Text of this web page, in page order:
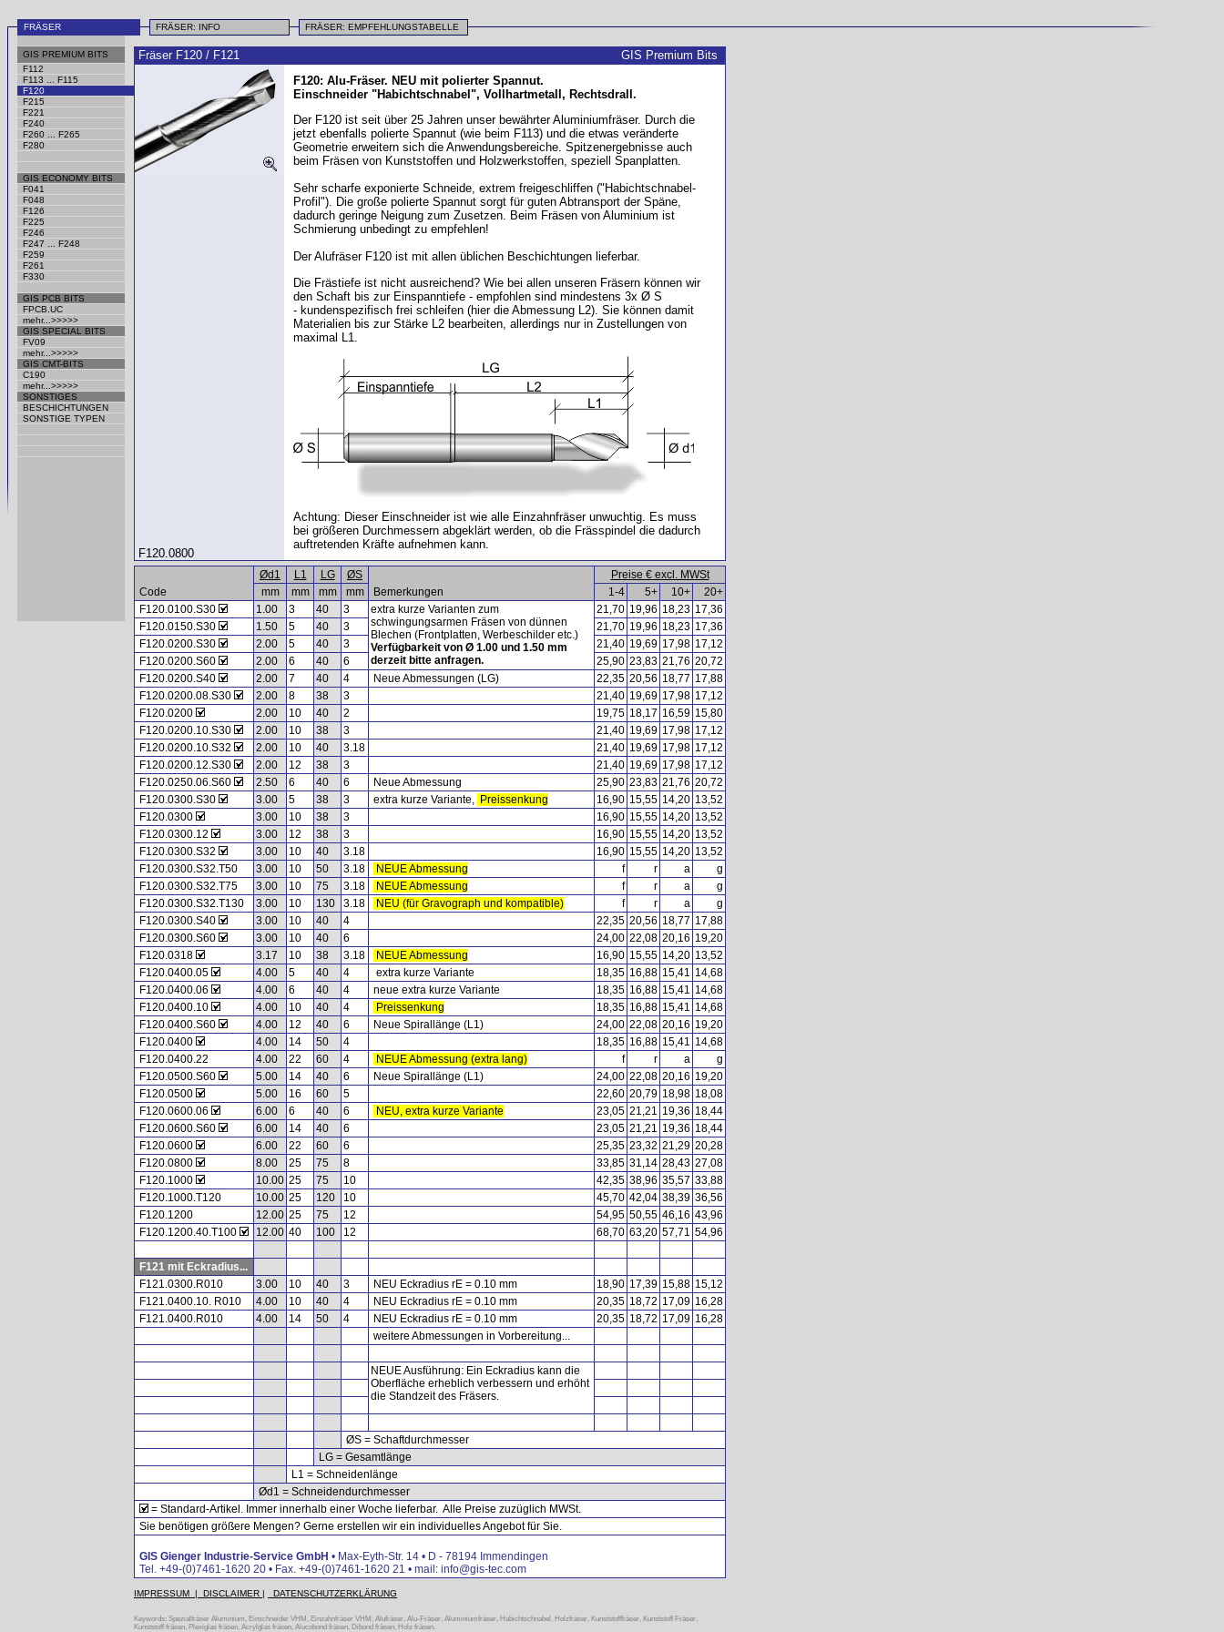
FRÄSER FRÄSER: INFO FRÄSER: EMPFEHLUNGSTABELLE
GIS PREMIUM BITS
F112
F113 ... F115
F120
F215
F221
F240
F260 ... F265
F280
GIS ECONOMY BITS
F041
F048
F126
F225
F246
F247 ... F248
F259
F261
F330
GIS PCB BITS
FPCB.UC
mehr...>>>>>
GIS SPECIAL BITS
FV09
mehr...>>>>>
GIS CMT-BITS
C190
mehr...>>>>>
SONSTIGES
BESCHICHTUNGEN
SONSTIGE TYPEN
Fräser F120 / F121
GIS Premium Bits
F120: Alu-Fräser. NEU mit polierter Spannut.
Einschneider "Habichtschnabel", Vollhartmetall, Rechtsdrall.
Der F120 ist seit über 25 Jahren unser bewährter Aluminiumfräser. Durch die
jetzt ebenfalls polierte Spannut (wie beim F113) und die etwas veränderte
Geometrie erweitern sich die Anwendungsbereiche. Spitzenergebnisse auch
beim Fräsen von Kunststoffen und Holzwerkstoffen, speziell Spanplatten.
Sehr scharfe exponierte Schneide, extrem freigeschliffen ("Habichtschnabel-
Profil"). Die große polierte Spannut sorgt für guten Abtransport der Späne,
dadurch geringe Neigung zum Zusetzen. Beim Fräsen von Aluminium ist
Schmierung unbedingt zu empfehlen!
Der Alufräser F120 ist mit allen üblichen Beschichtungen lieferbar.
Die Frästiefe ist nicht ausreichend? Wie bei allen unseren Fräsern können wir
den Schaft bis zur Einspanntiefe - empfohlen sind mindestens 3x Ø S
- kundenspezifisch frei schleifen (hier die Abmessung L2). Sie können damit
Materialien bis zur Stärke L2 bearbeiten, allerdings nur in Zustellungen von
maximal L1.
Achtung: Dieser Einschneider ist wie alle Einzahnfräser unwuchtig. Es muss
bei größeren Durchmessern abgeklärt werden, ob die Frässpindel die dadurch
auftretenden Kräfte aufnehmen kann.
F120.0800
Code
Ød1 L1 LG
ØS
Bemerkungen
Preise € excl. MWSt
mm
mm mm mm 1-4 5+ 10+
20+
F120.0100.S30
1.00 3 40 3
extra kurze Varianten zum
schwingungsarmen Fräsen von dünnen
Blechen (Frontplatten, Werbeschilder etc.)
Verfügbarkeit von Ø 1.00 und 1.50 mm
derzeit bitte anfragen.
21,70 19,96 18,23 17,36
F120.0150.S30
1.50 5 40 3 21,70 19,96 18,23 17,36
F120.0200.S30
2.00 5 40 3 21,40 19,69 17,98 17,12
F120.0200.S60
2.00 6 40 6 25,90 23,83 21,76 20,72
F120.0200.S40
2.00 7 40 4 Neue Abmessungen (LG) 22,35 20,56 18,77 17,88
F120.0200.08.S30
2.00 8 38 3 21,40 19,69 17,98 17,12
F120.0200
2.00 10 40 2 19,75 18,17 16,59 15,80
F120.0200.10.S30
2.00 10 38 3 21,40 19,69 17,98 17,12
F120.0200.10.S32
2.00 10 40 3.18 21,40 19,69 17,98 17,12
F120.0200.12.S30
2.00 12 38 3 21,40 19,69 17,98 17,12
F120.0250.06.S60
2.50 6 40 6 Neue Abmessung 25,90 23,83 21,76 20,72
F120.0300.S30
3.00 5 38 3 extra kurze Variante, Preissenkung 16,90 15,55 14,20 13,52
F120.0300
3.00 10 38 3 16,90 15,55 14,20 13,52
F120.0300.12
3.00 12 38 3 16,90 15,55 14,20 13,52
F120.0300.S32
3.00 10 40 3.18 16,90 15,55 14,20 13,52
F120.0300.S32.T50
3.00 10 50 3.18 NEUE Abmessung f r a
g
F120.0300.S32.T75
3.00 10 75 3.18 NEUE Abmessung f r a
g
F120.0300.S32.T130
3.00 10 130 3.18 NEU (für Gravograph und kompatible) f r a
g
F120.0300.S40
3.00 10 40 4 22,35 20,56 18,77 17,88
F120.0300.S60
3.00 10 40 6 24,00 22,08 20,16 19,20
F120.0318
3.17 10 38 3.18 NEUE Abmessung 16,90 15,55 14,20 13,52
F120.0400.05
4.00 5 40 4 extra kurze Variante 18,35 16,88 15,41 14,68
F120.0400.06
4.00 6 40 4 neue extra kurze Variante 18,35 16,88 15,41 14,68
F120.0400.10
4.00 10 40 4 Preissenkung 18,35 16,88 15,41 14,68
F120.0400.S60
4.00 12 40 6 Neue Spirallänge (L1) 24,00 22,08 20,16 19,20
F120.0400
4.00 14 50 4 18,35 16,88 15,41 14,68
F120.0400.22
4.00 22 60 4 NEUE Abmessung (extra lang) f r a
g
F120.0500.S60
5.00 14 40 6 Neue Spirallänge (L1) 24,00 22,08 20,16 19,20
F120.0500
5.00 16 60 5 22,60 20,79 18,98 18,08
F120.0600.06
6.00 6 40 6 NEU, extra kurze Variante 23,05 21,21 19,36 18,44
F120.0600.S60
6.00 14 40 6 23,05 21,21 19,36 18,44
F120.0600
6.00 22 60 6 25,35 23,32 21,29 20,28
F120.0800
8.00 25 75 8 33,85 31,14 28,43 27,08
F120.1000
10.00 25 75 10 42,35 38,96 35,57 33,88
F120.1000.T120
10.00 25 120 10 45,70 42,04 38,39 36,56
F120.1200
12.00 25 75 12 54,95 50,55 46,16 43,96
F120.1200.40.T100
12.00 40 100 12 68,70 63,20 57,71 54,96
F121 mit Eckradius...
F121.0300.R010
3.00 10 40 3 NEU Eckradius rE = 0.10 mm 18,90 17,39 15,88 15,12
F121.0400.10. R010
4.00 10 40 4 NEU Eckradius rE = 0.10 mm 20,35 18,72 17,09 16,28
F121.0400.R010
4.00 14 50 4 NEU Eckradius rE = 0.10 mm 20,35 18,72 17,09 16,28
weitere Abmessungen in Vorbereitung...
NEUE Ausführung: Ein Eckradius kann die
Oberfläche erheblich verbessern und erhöht
die Standzeit des Fräsers.
ØS = Schaftdurchmesser
LG = Gesamtlänge
L1 = Schneidenlänge
Ød1 = Schneidendurchmesser
= Standard-Artikel. Immer innerhalb einer Woche lieferbar. Alle Preise zuzüglich MWSt.
Sie benötigen größere Mengen? Gerne erstellen wir ein individuelles Angebot für Sie.
GIS Gienger Industrie-Service GmbH • Max-Eyth-Str. 14 • D - 78194 Immendingen
Tel. +49-(0)7461-1620 20 • Fax. +49-(0)7461-1620 21 • mail: info@gis-tec.com
IMPRESSUM | DISCLAIMER | DATENSCHUTZERKLÄRUNG
Keywords: Spezialfräser Aluminium, Einschneider VHM, Einzahnfräser VHM, Alufräser, Alu-Fräser, Aluminiumfräser, Habichtschnabel, Holzfräser, Kunststofffräser, Kunststoff Fräser,
Kunststoff fräsen, Plexiglas fräsen, Acrylglas fräsen, Alucobond fräsen, Dibond fräsen, Holz fräsen.